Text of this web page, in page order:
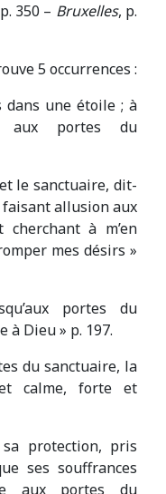
350 – Bruxelles, p.
5 occurrences :
dans une étoile ; à
aux portes du
le sanctuaire, dit-
allusion aux
à m’en
mes désirs »
portes du
à Dieu » p. 197.
du sanctuaire, la
calme, forte et
protection, pris
ses souffrances
aux portes du